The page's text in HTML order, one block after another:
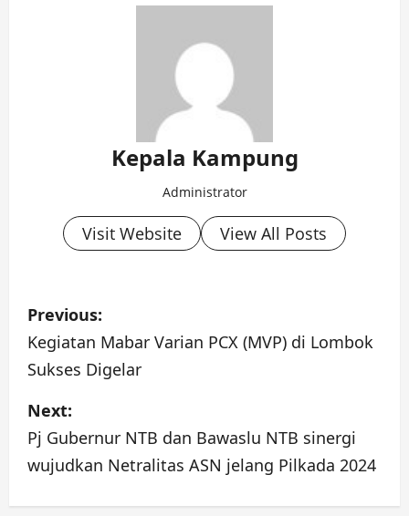
Kepala Kampung
Administrator
Visit Website View All Posts
P
o
s
t
n
a
Previous:
Kegiatan Mabar Varian PCX (MVP) di Lombok
Sukses Digelar
Next:
Pj Gubernur NTB dan Bawaslu NTB sinergi
wujudkan Netralitas ASN jelang Pilkada 2024